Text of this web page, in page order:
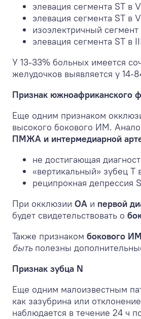
элевация сегмента ST в
элевация сегмента ST
изоэлектричный
элевация сегмента ST в
У 13-33% больных имеется
желудочков выявляется у
Признак южноафриканского
Еще одним признаком
высокого бокового ИМ.
ПМЖА и интермедиарной
не достигающая
«вертикальный» зубец T
реципрокная депрессия
При окклюзии ОА и первой
будет свидетельствовать о
Также признаком бокового ИМ
бытьполезны
Признак зубца N
Еще одним малоизвестным
как зазубрина или
наблюдается в течение 24 ч